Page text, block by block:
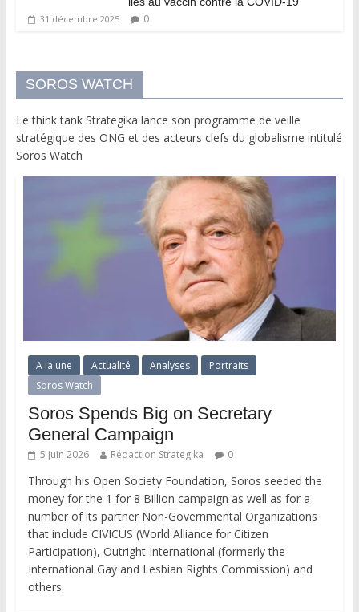
31 décembre 2025 0
SOROS WATCH
Le think tank Strategika lance son programme de veille
stratégique des ONG et des acteurs clefs du globalisme intitulé
Soros Watch
A la une Actualité Analyses
Portraits
Soros Watch
Soros Spends Big on Secretary
General Campaign
5 juin 2026 Rédaction Strategika 0
Through his Open Society Foundation, Soros seeded the
money for the 1 for 8 Billion campaign as well as for a
number of its partner Non-Governmental Organizations
that include CIVICUS (World Alliance for Citizen
Participation), Outright International (formerly the
International Gay and Lesbian Rights Commission) and
others.